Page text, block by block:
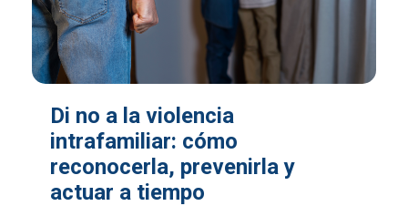
Di no a la violencia
intrafamiliar: cómo
reconocerla, prevenirla y
actuar a tiempo